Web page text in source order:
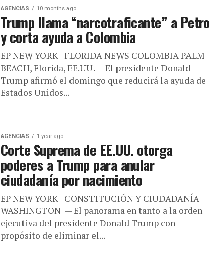
AGENCIAS 10 months ago
Trump llama “narcotraficante” a Petro
y corta ayuda a Colombia
EP NEW YORK | FLORIDA NEWS COLOMBIA PALM
BEACH, Florida, EE.UU. — El presidente Donald
Trump afirmó el domingo que reducirá la ayuda de
Estados Unidos...
AGENCIAS 1 year ago
Corte Suprema de EE.UU. otorga
poderes a Trump para anular
ciudadanía por nacimiento
EP NEW YORK | CONSTITUCIÓN Y CIUDADANÍA
WASHINGTON — El panorama en tanto a la orden
ejecutiva del presidente Donald Trump con
propósito de eliminar el...